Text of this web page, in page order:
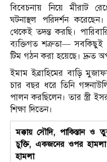
বিবেচনায় নিয়ে মীরাট
ঘটনাস্থল পরিদর্শন
থেকেই তদন্ত করছি।
ব্যক্তিগত শত্রুতা— সবকিছুই
টিম গঠন করা হয়েছে। দ্রুত
ইমাম ইব্রাহিমের বাড়ি
চার বছর ধরে তিনি
পালন করছিলেন। তার স্ত্রী
শিক্ষা দিতেন।
মক্কায় সৌদি, পাকিস্তান ও
চুক্তি, একজনের ওপর
হামলা